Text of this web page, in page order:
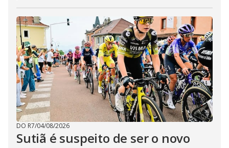
DO R7/04/08/2026
Sutiã é suspeito de ser o novo